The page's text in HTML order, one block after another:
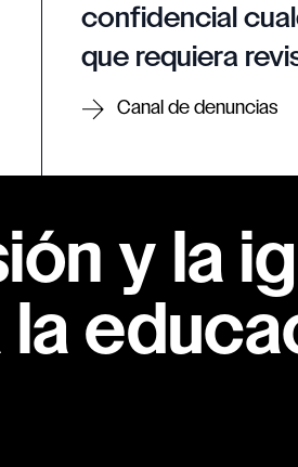
confidencial
que requiera
Canal de denuncias
y la